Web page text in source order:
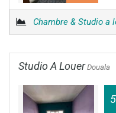
Chambre & Studio a
Studio A LouerDouala